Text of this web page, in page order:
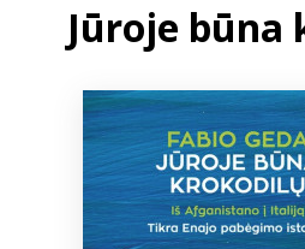
ELVIS atvyksta
Naujienos
Bibliotekoms
Jūroje būna